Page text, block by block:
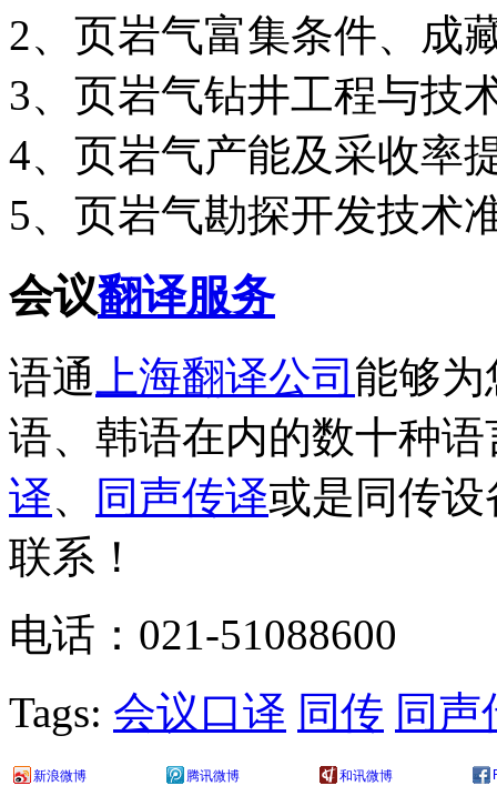
2、页岩气富集条件、成
3、页岩气钻井工程与技
4、页岩气产能及采收率
5、页岩气勘探开发技术
会议翻译服务
语通 上海翻译公司 能够
语、韩语在内的数十种语
译、 同声传译或是同传
联系！
电话：021-51088600
Tags: 会议口译 同传 同声
新浪微博 腾讯微博 和讯微博